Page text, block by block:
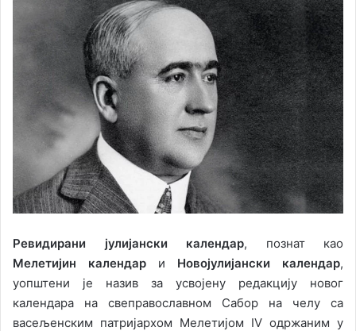
Ревидирани јулијански календар, познат као
Мелетијин календар и Новојулијански календар,
уопштени је назив за усвојену редакцију новог
календара на свеправославном Сабор на челу са
васељенским патријархом Мелетијом IV одржаним у